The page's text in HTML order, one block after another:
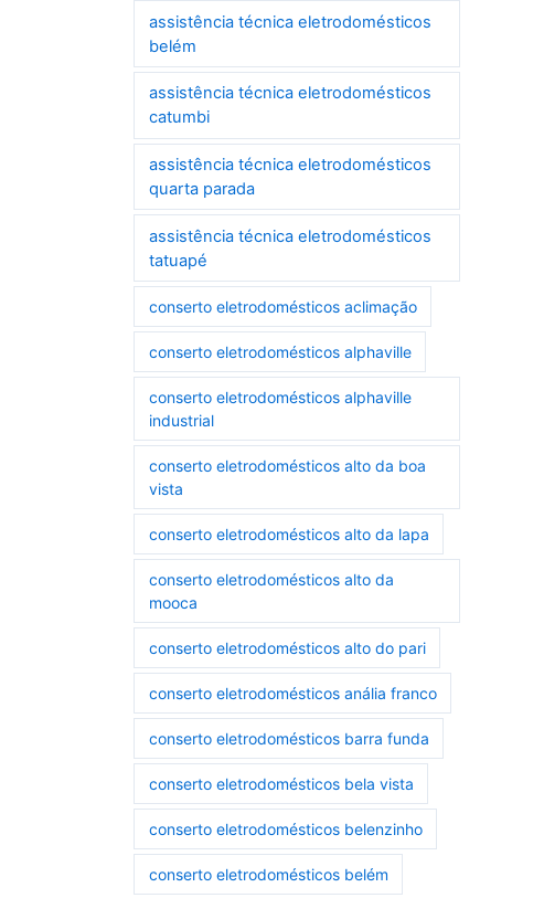
assistência técnica eletrodomésticos
belém
assistência técnica eletrodomésticos
catumbi
assistência técnica eletrodomésticos
quarta parada
assistência técnica eletrodomésticos
tatuapé
conserto eletrodomésticos aclimação
conserto eletrodomésticos alphaville
conserto eletrodomésticos alphaville
industrial
conserto eletrodomésticos alto da boa
vista
conserto eletrodomésticos alto da lapa
conserto eletrodomésticos alto da
mooca
conserto eletrodomésticos alto do pari
conserto eletrodomésticos anália franco
conserto eletrodomésticos barra funda
conserto eletrodomésticos bela vista
conserto eletrodomésticos belenzinho
conserto eletrodomésticos belém